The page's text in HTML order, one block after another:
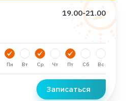
19.00-21.00
Пн Вт Ср Чт Пт Сб Вс
Записаться